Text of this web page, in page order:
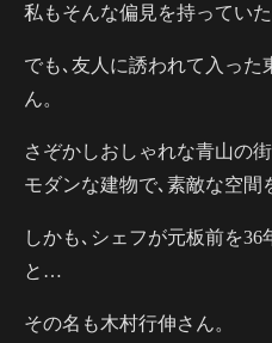
私もそんな偏見を持っていた
でも､友人に誘われて入った
ん。
さぞかしおしゃれな青山の
モダンな建物で､素敵な空間
しかも､シェフが元板前を
と…
その名も木村行伸さん。